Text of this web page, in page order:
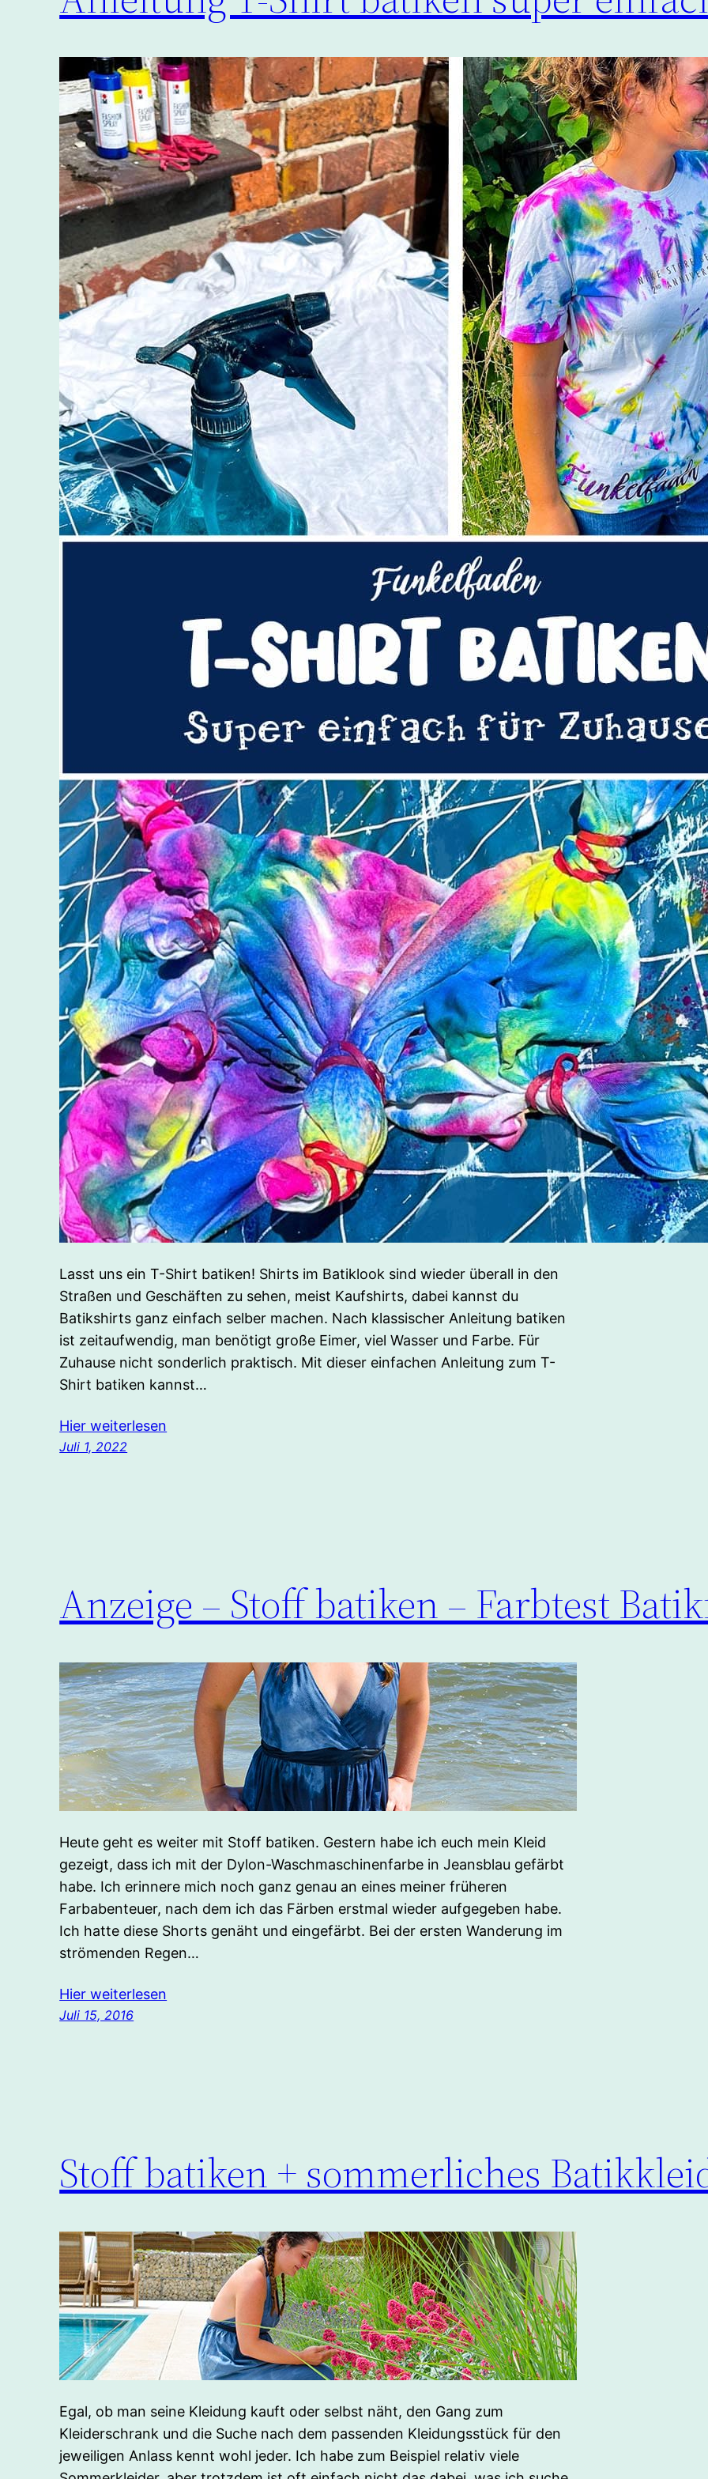
Lasst uns ein T-Shirt batiken! Shirts im Batiklook sind wieder überall in den
Straßen und Geschäften zu sehen, meist Kaufshirts, dabei kannst du
Batikshirts ganz einfach selber machen. Nach klassischer Anleitung batiken
ist zeitaufwendig, man benötigt große Eimer, viel Wasser und Farbe. Für
Zuhause nicht sonderlich praktisch. Mit dieser einfachen Anleitung zum T-
Shirt batiken kannst…
Hier weiterlesen
Juli 1, 2022
Anzeige – Stoff batiken – Farbtest
Heute geht es weiter mit Stoff batiken. Gestern habe ich euch mein Kleid
gezeigt, dass ich mit der Dylon-Waschmaschinenfarbe in Jeansblau gefärbt
habe. Ich erinnere mich noch ganz genau an eines meiner früheren
Farbabenteuer, nach dem ich das Färben erstmal wieder aufgegeben habe.
Ich hatte diese Shorts genäht und eingefärbt. Bei der ersten Wanderung im
strömenden Regen…
Hier weiterlesen
Juli 15, 2016
Stoff batiken + sommerliches
Egal, ob man seine Kleidung kauft oder selbst näht, den Gang zum
Kleiderschrank und die Suche nach dem passenden Kleidungsstück für den
jeweiligen Anlass kennt wohl jeder. Ich habe zum Beispiel relativ viele